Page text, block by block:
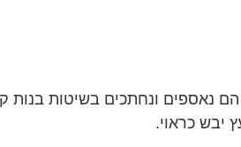
ונחתכים בשיטות בנות
יבש כראוי.